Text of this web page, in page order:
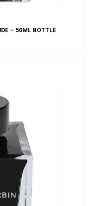
– 50ML BOTTLE